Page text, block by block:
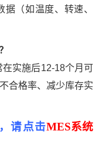
（如温度、转速、
实施后12-18个月可
合格率、减少库存实
请点击MES系统